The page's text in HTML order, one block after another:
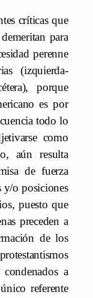
críticas que
para
perenne
(izquierda-
porque
es por
todo lo
como
aún resulta
de fuerza
y/o posiciones
puesto que
preceden a
de los
condenados a
referente